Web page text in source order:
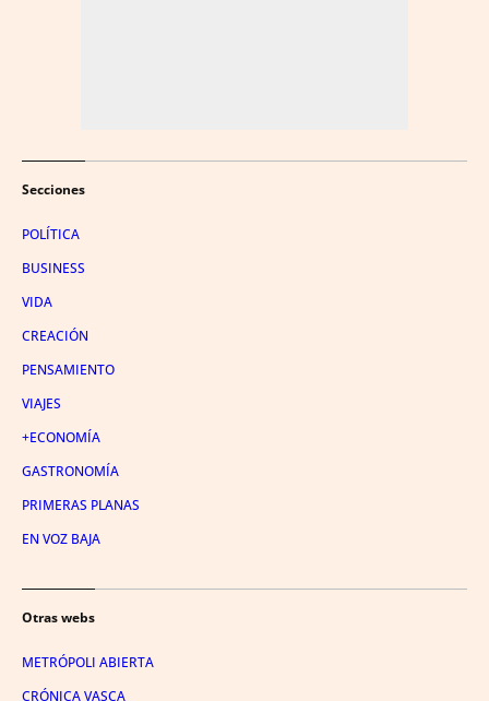
Secciones
POLÍTICA
BUSINESS
VIDA
CREACIÓN
PENSAMIENTO
VIAJES
+ECONOMÍA
GASTRONOMÍA
PRIMERAS PLANAS
EN VOZ BAJA
Otras webs
METRÓPOLI ABIERTA
CRÓNICA VASCA